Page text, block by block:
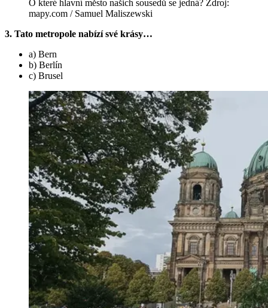
O které hlavní město našich sousedů se jedná? Zdroj:
mapy.com / Samuel Maliszewski
3. Tato metropole nabízí své krásy…
a) Bern
b) Berlín
c) Brusel